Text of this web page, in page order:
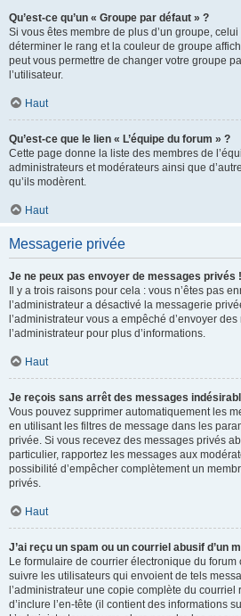
Qu’est-ce qu’un « Groupe par défaut » ?
Si vous êtes membre de plus d’un groupe,
déterminer le rang et la couleur de groupe
peut vous permettre de changer votre groupe
l’utilisateur.
Haut
Qu’est-ce que le lien « L’équipe du forum » ?
Cette page donne la liste des membres de
administrateurs et modérateurs ainsi que
qu’ils modèrent.
Haut
Messagerie privée
Je ne peux pas envoyer de messages privés !
Il y a trois raisons pour cela : vous n’êtes pas
l’administrateur a désactivé la messagerie
l’administrateur vous a empêché d’envoyer
l’administrateur pour plus d’informations.
Haut
Je reçois sans arrêt des messages
Vous pouvez supprimer automatiquement les
en utilisant les filtres de message dans les
privée. Si vous recevez des messages privés
particulier, rapportez les messages aux
possibilité d’empêcher complètement un
privés.
Haut
J’ai reçu un spam ou un courriel abusif d’un
Le formulaire de courrier électronique du
suivre les utilisateurs qui envoient de tels
l’administrateur une copie complète du courriel
d’inclure l’en-tête (il contient des informations